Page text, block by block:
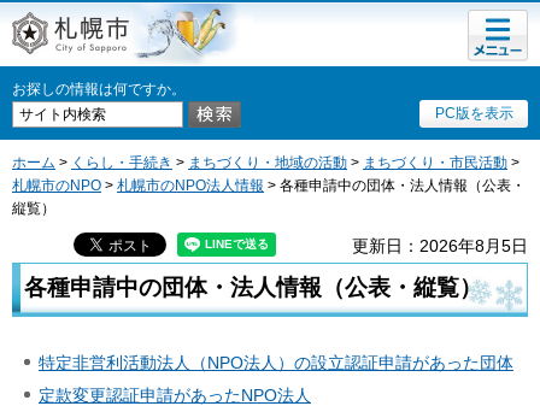
札幌市
お探しの情報は何ですか。
PC版を表示
メニュ
ー
ホーム > くらし・手続き > まちづくり・地域の活動 > まちづくり・市民活動 >
札幌市のNPO > 札幌市のNPO法人情報 > 各種申請中の団体・法人情報（公表・
縦覧）
更新日：2026年8月5日
各種申請中の団体・法人情報（公表・縦覧）
特定非営利活動法人（NPO法人）の設立認証申請があった団体
定款変更認証申請があったNPO法人